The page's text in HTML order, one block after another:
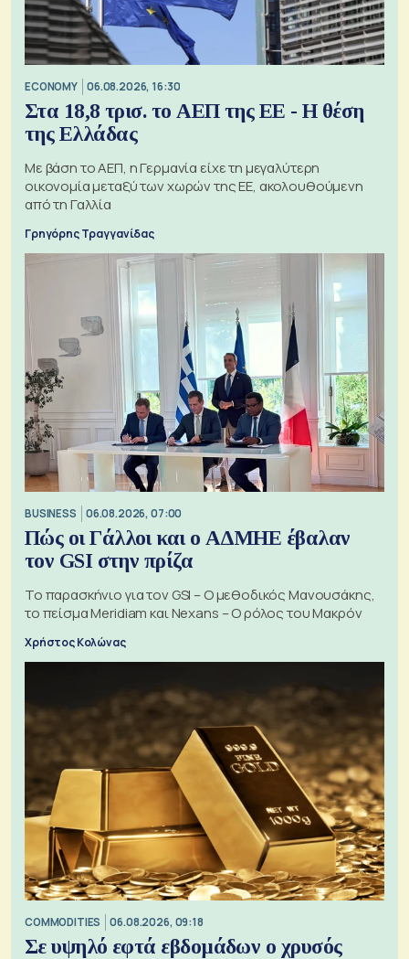
ECONOMY 06.08.2026, 16:30
Στα 18,8 τρισ. το ΑΕΠ της ΕΕ - Η θέση
της Ελλάδας
Με βάση το ΑΕΠ, η Γερμανία είχε τη μεγαλύτερη
οικονομία μεταξύ των χωρών της ΕΕ, ακολουθούμενη
από τη Γαλλία
Γρηγόρης Τραγγανίδας
BUSINESS 06.08.2026, 07:00
Πώς οι Γάλλοι και ο ΑΔΜΗΕ έβαλαν
τον GSI στην πρίζα
Το παρασκήνιο για τον GSI – Ο μεθοδικός Μανουσάκης,
το πείσμα Meridiam και Nexans – Ο ρόλος του Μακρόν
Χρήστος Κολώνας
COMMODITIES 06.08.2026, 09:18
Σε υψηλό εφτά εβδομάδων ο χρυσός